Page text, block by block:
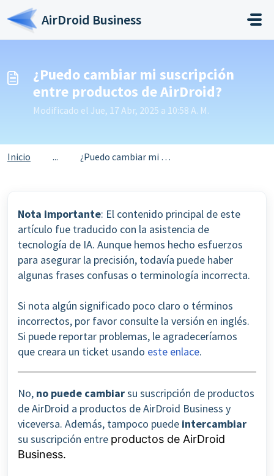
Saltar al contenido principal
AirDroid Business
¿Puedo cambiar mi suscripción
entre productos de AirDroid?
Modificado el Jue, 17 Abr, 2025 a 10:58 A. M.
Inicio ... ¿Puedo cambiar mi suscripción entre productos de AirDroid?
Nota importante: El contenido principal de este
artículo fue traducido con la asistencia de
tecnología de IA. Aunque hemos hecho esfuerzos
para asegurar la precisión, todavía puede haber
algunas frases confusas o terminología incorrecta.
Si nota algún significado poco claro o términos
incorrectos, por favor consulte la versión en inglés.
Si puede reportar problemas, le agradeceríamos
que creara un ticket usando este enlace.
No, no puede cambiarsu suscripción de productos
de AirDroid a productos de AirDroid Business y
viceversa. Además, tampoco puede intercambiar
su suscripción entre productos de AirDroid
Business.